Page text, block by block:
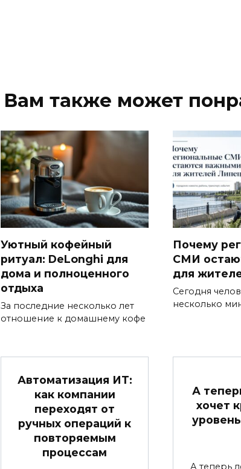
Вам также может
Уютный кофейный
ритуал: DeLonghi для
дома и полноценного
отдыха
За последние несколько лет
отношение к домашнему кофе
Почему
СМИ
для
Сегодня
несколько
Автоматизация ИТ:
как компании
переходят от
ручных операций к
повторяемым
процессам
А
хочет
А теперь